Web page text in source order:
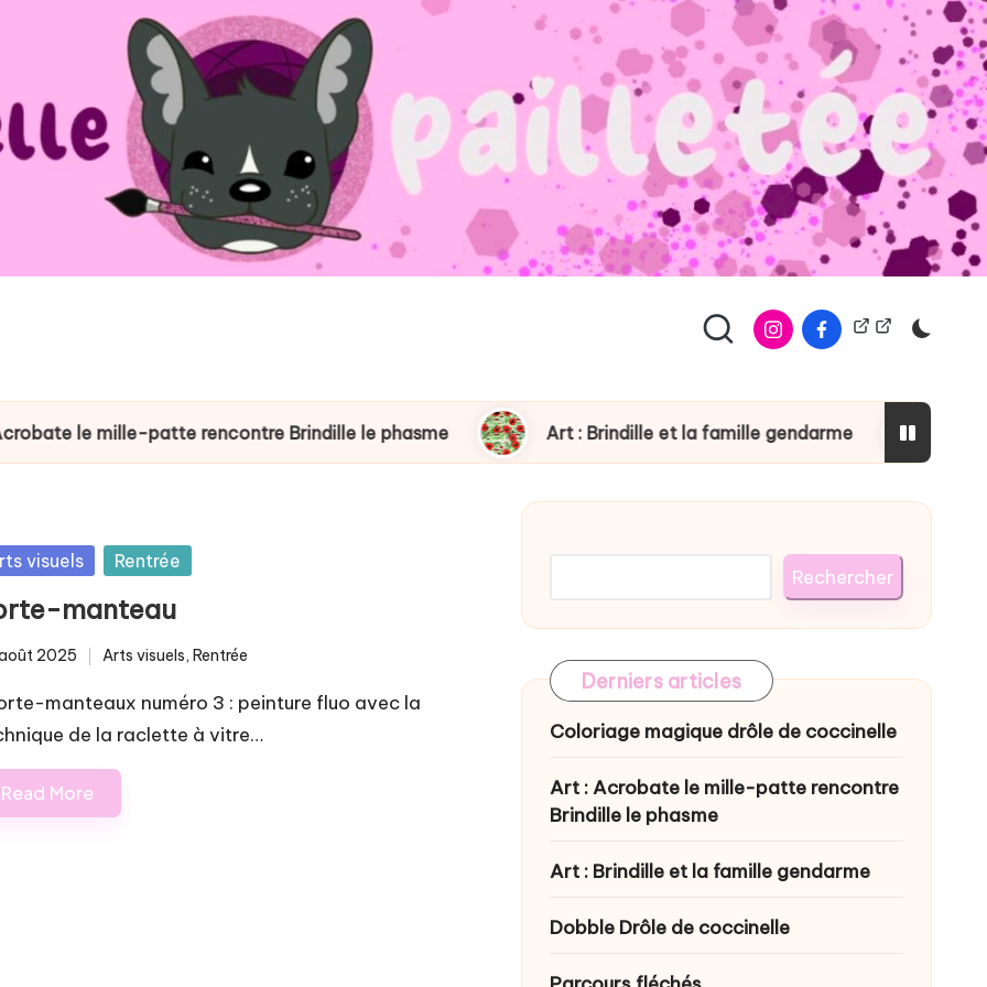
À Copyright
mille-patte rencontre Brindille le phasme Art : Brindille et la famille gendarme Dobble
visuels Rentrée
manteau
2025
Posted
in
Arts visuels, Rentrée
manteaux numéro 3 : peinture fluo avec la
de la raclette à vitre…
Read More
Rechercher
Rechercher
Derniers articles
Coloriage magique drôle de coccinelle
Art : Acrobate le mille-patte rencontre
Brindille le phasme
Art : Brindille et la famille gendarme
Dobble Drôle de coccinelle